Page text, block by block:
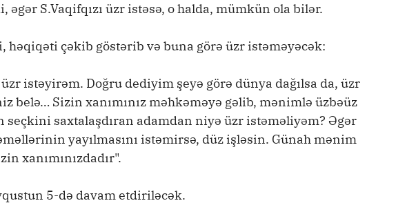
əgər S.Vaqifqızı üzr istəsə, o halda, mümkün ola bilər.
həqiqəti çəkib göstərib və buna görə üzr istəməyəcək:
istəyirəm. Doğru dediyim şeyə görə dünya dağılsa da, üzr
belə… Sizin xanımınız məhkəməyə gəlib, mənimlə üzbəüz
seçkini saxtalaşdıran adamdan niyə üzr istəməliyəm? Əgər
yayılmasını istəmirsə, düz işləsin. Günah mənim
xanımınızdadır".
5-də davam etdiriləcək.